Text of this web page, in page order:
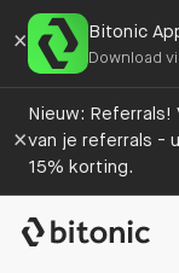
× Bitonic
Download
×
Nieuw: Referrals!
van je referrals -
15% korting.